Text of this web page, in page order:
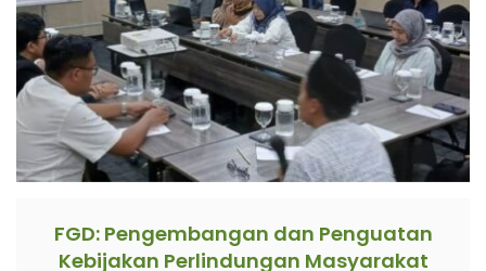
FGD: Pengembangan dan Penguatan
Kebijakan Perlindungan Masyarakat